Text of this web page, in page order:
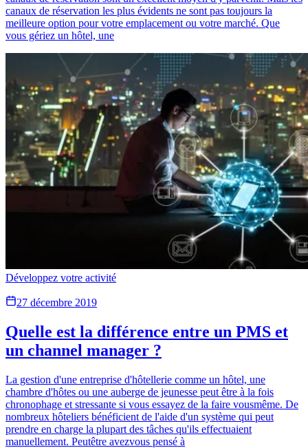
canaux de réservation les plus évidents ne sont pas toujours la
meilleure option pour votre emplacement ou votre marché. Que
vous gériez un hôtel, une
Développez votre activité
27 décembre 2019
Quelle est la différence entre un PMS et
un channel manager ?
La gestion d'une entreprise d'hôtellerie comme un hôtel, une
chambre d'hôtes ou une auberge de jeunesse peut être à la fois
chronophage et stressante si vous essayez de la faire vousmême. De
nombreux hôteliers bénéficient de l'aide d'un système qui peut
prendre en charge la plupart des tâches qu'ils effectuaient
manuellement. Peutêtre avezvous pensé à